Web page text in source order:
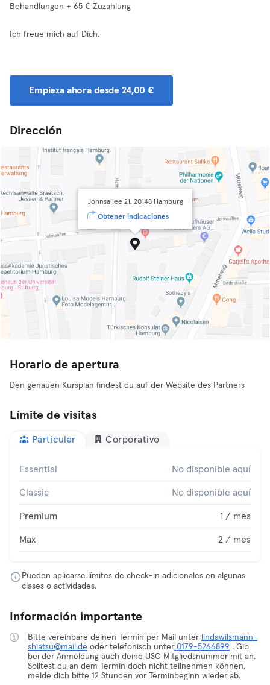
Behandlungen + 65 € Zuzahlung
Ich freue mich auf Dich.
Empieza ahora desde 24,00 €
Dirección
Johnsallee 21, 20148 Hamburg
Obtener indicaciones
Horario de apertura
Den genauen Kursplan findest du auf der Website des Partners
Límite de visitas
Particular Corporativo
Essential No disponible aquí
Classic No disponible aquí
Premium 1 / mes
Max 2 / mes
Pueden aplicarse límites de check-in adicionales en algunas
clases o actividades.
Información importante
Bitte vereinbare deinen Termin per Mail unter lindawilsmann-
shiatsu@mail.de oder telefonisch unter0179-5266899 . Gib
bei der Anmeldung auch deine USC Mitgliedsnummer mit an.
Solltest du an dem Termin doch nicht teilnehmen können,
melde dich bitte 12 Stunden vor Terminbeginn wieder ab.